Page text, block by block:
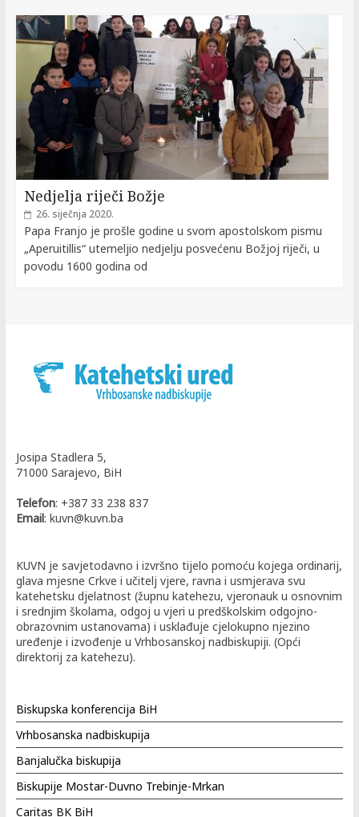
Nedjelja riječi Božje
26. siječnja 2020.
Papa Franjo je prošle godine u svom apostolskom pismu
„Aperuitillis“ utemeljio nedjelju posvećenu Božjoj riječi, u
povodu 1600 godina od
Josipa Stadlera 5,
71000 Sarajevo, BiH
Telefon: +387 33 238 837
Email: kuvn@kuvn.ba
KUVN je savjetodavno i izvršno tijelo pomoću kojega ordinarij,
glava mjesne Crkve i učitelj vjere, ravna i usmjerava svu
katehetsku djelatnost (župnu katehezu, vjeronauk u osnovnim
i srednjim školama, odgoj u vjeri u predškolskim odgojno-
obrazovnim ustanovama) i usklađuje cjelokupno njezino
uređenje i izvođenje u Vrhbosanskoj nadbiskupiji. (Opći
direktorij za katehezu).
Biskupska konferencija BiH
Vrhbosanska nadbiskupija
Banjalučka biskupija
Biskupije Mostar-Duvno Trebinje-Mrkan
Caritas BK BiH